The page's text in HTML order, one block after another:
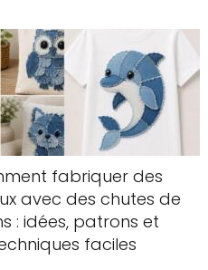
fabriquer des
avec des chutes de
: idées, patrons et
faciles